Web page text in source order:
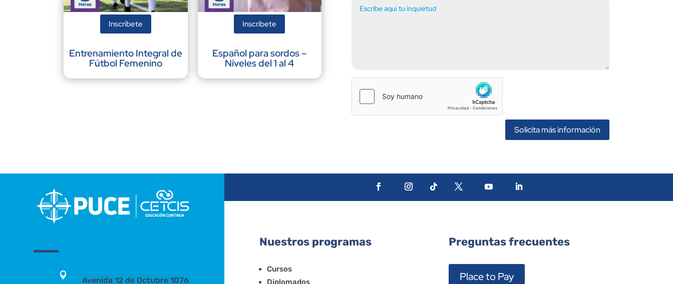
Inscríbete
Entrenamiento Integral de
Fútbol Femenino
Inscríbete
Español para sordos –
Niveles del 1 al 4
Solicita más información

Avenida 12 de Octubre 1076
Nuestros programas
Cursos
Diplomados
Preguntas frecuentes
Place to Pay